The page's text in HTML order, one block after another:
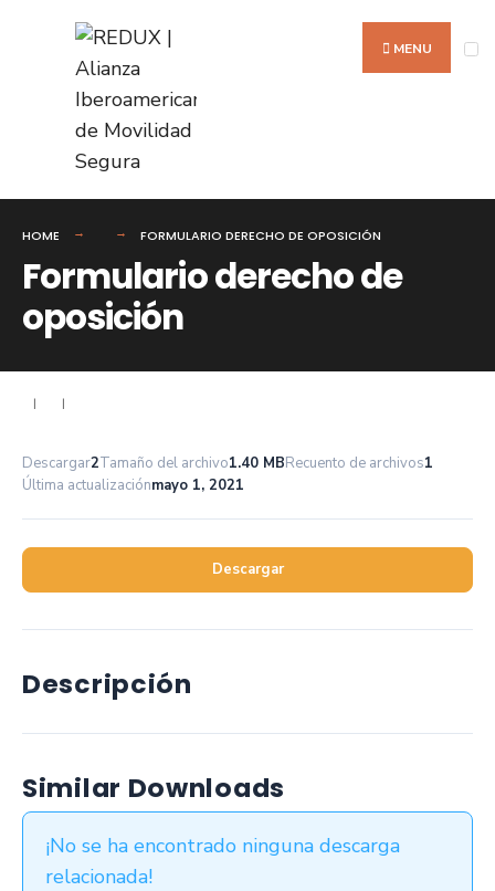
content
MENU
HOME FORMULARIO DERECHO DE OPOSICIÓN
Formulario derecho de
oposición
| |
Descargar2Tamaño del archivo1.40 MBRecuento de archivos1
Última actualizaciónmayo 1, 2021
Descargar
Descripción
Similar Downloads
¡No se ha encontrado ninguna descarga
relacionada!
for: